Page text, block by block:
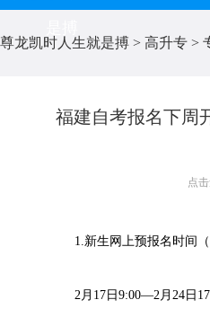
尊龙凯时人生就是搏 > 高升专 >
福建自考报名下周
点
1.新生网上预报名时间（
2月17日9:00—2月24日